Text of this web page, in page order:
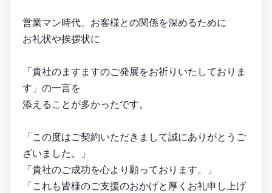
営業マン時代、お客様との関係を深めるために
お礼状や挨拶状に
「貴社のますますのご発展をお祈りいたしておりま
す」の一言を
添えることが多かったです。
「この度はご契約いただきまして誠にありがとうご
ざいました。」
「貴社のご成功を心より願っております。」
「これも皆様のご支援のおかげと厚くお礼申し上げ